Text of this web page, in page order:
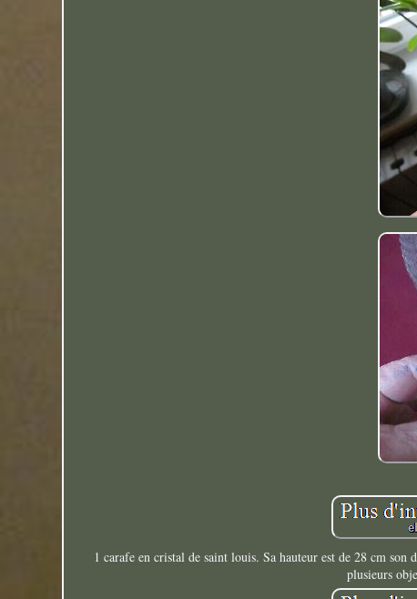
1 carafe en cristal de saint louis. Sa hauteur est de 28 cm
plusieurs